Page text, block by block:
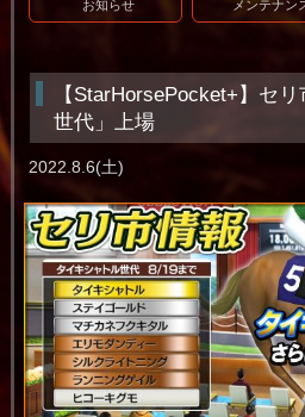
お知らせ メンテナン
【StarHorsePocket+】セ
世代」上場
2022.8.6(土)